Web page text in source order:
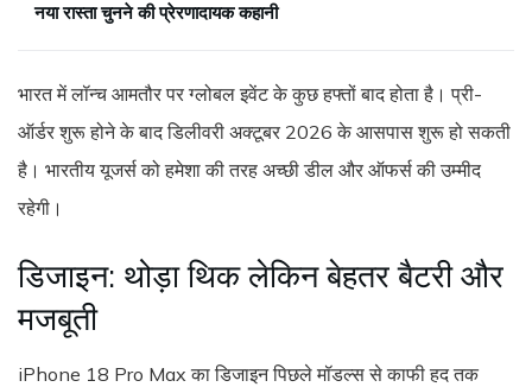
नया रास्ता चुनने की प्रेरणादायक कहानी
भारत में लॉन्च आमतौर पर ग्लोबल इवेंट के कुछ हफ्तों बाद होता है। प्री-
ऑर्डर शुरू होने के बाद डिलीवरी अक्टूबर 2026 के आसपास शुरू हो सकती
है। भारतीय यूजर्स को हमेशा की तरह अच्छी डील और ऑफर्स की उम्मीद
रहेगी।
डिजाइन: थोड़ा थिक लेकिन बेहतर बैटरी और
मजबूती
iPhone 18 Pro Max का डिजाइन पिछले मॉडल्स से काफी हद तक